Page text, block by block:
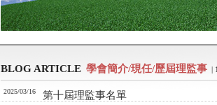
BLOG ARTICLE 學會簡介/現任/歷屆理監事 |
2025/03/16 第十屆理監事名單